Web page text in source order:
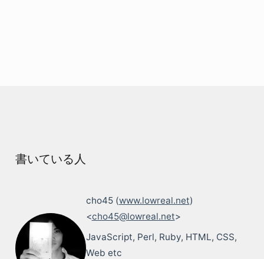
書いている人
cho45 (www.lowreal.net)
<cho45@lowreal.net>
JavaScript, Perl, Ruby, HTML, CSS,
Web etc